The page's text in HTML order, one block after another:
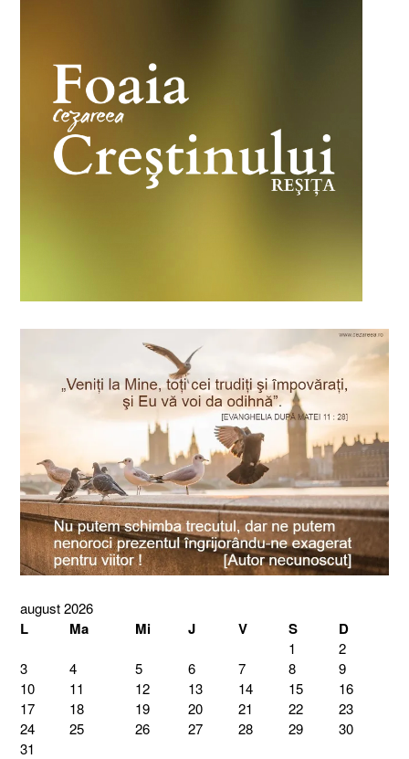
august 2026
L Ma Mi J V S D
1
2
3
4 5 6 7 8
9
10
11 12 13 14 15
16
17
18 19 20 21 22
23
24
25 26 27 28 29
30
31